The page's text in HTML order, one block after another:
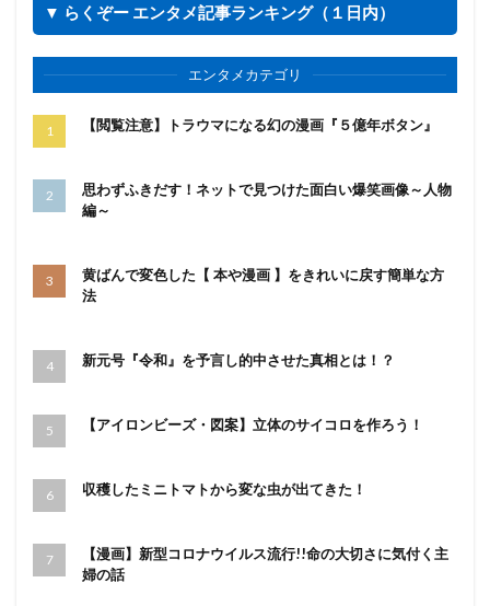
▼ らくぞー エンタメ記事ランキング（１日内）
エンタメカテゴリ
【閲覧注意】トラウマになる幻の漫画『５億年ボタン』
思わずふきだす！ネットで見つけた面白い爆笑画像～人物
編～
黄ばんで変色した【 本や漫画 】をきれいに戻す簡単な方
法
新元号『令和』を予言し的中させた真相とは！？
【アイロンビーズ・図案】立体のサイコロを作ろう！
収穫したミニトマトから変な虫が出てきた！
【漫画】新型コロナウイルス流行!!命の大切さに気付く主
婦の話